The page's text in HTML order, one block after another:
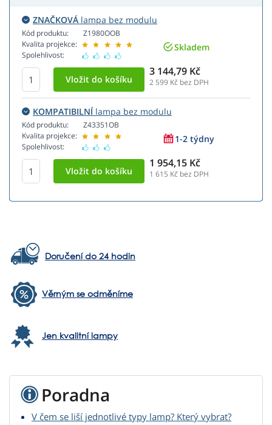
ZNAČKOVÁ lampa bez modulu
Kód produktu:
Kvalita projekce:
Spolehlivost:
Z1980OOB
Skladem
3 144,79 Kč
2 599 Kč bez DPH
KOMPATIBILNÍlampa bez modulu
Kód produktu:
Kvalita projekce:
Spolehlivost:
Z43351OB
1-2 týdny
1 954,15 Kč
1 615 Kč bez DPH
Doručení do 24 hodin
Věrným se odměníme
Jen kvalitní lampy
Poradna
V čem se liší jednotlivé typy lamp? Který vybrat?